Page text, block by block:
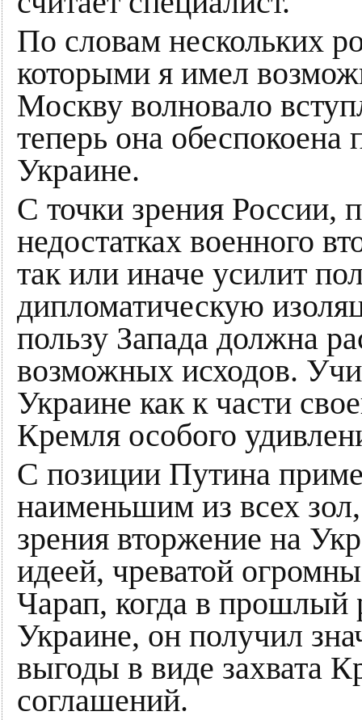
По словам нескольких
которыми я имел
Москву волновало
теперь она
Украине.
С точки зрения России,
недостатках военного
так или иначе усилит
дипломатическую
пользу Запада должна
возможных исходов.
Украине как к части
Кремля особого
С позиции Путина
наименьшим из всех
зрения вторжение на
идеей, чреватой
Чарап, когда в прошлый
Украине, он получил
выгоды в виде захвата
соглашений.